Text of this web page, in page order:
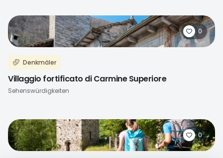
0
Denkmäler
Villaggio fortificato di Carmine Superiore
Sehenswürdigkeiten
0